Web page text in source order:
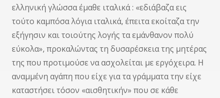
ελληνική γλώσσα έμαθε ιταλικά : «εδιάβαζα εις
τούτο καμπόσα λόγια ιταλικά, έπειτα εκοίταζα την
εξήγησιν και τοιούτης λογής τα εμάνθανον πολύ
εύκολα», προκαλώντας τη δυσαρέσκεια της μητέρας
της που προτιμούσε να ασχολείται με εργόχειρα. Η
αναμμένη αγάπη που είχε για τα γράμματα την είχε
καταστήσει τόσον «αισθητικήν» που σε κάθε